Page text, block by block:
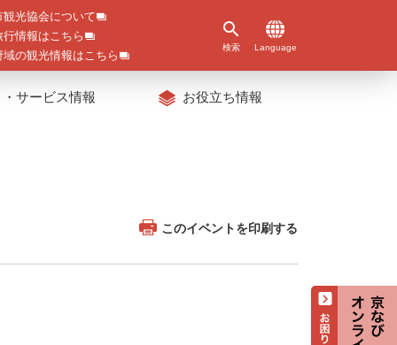
観光協会について
行情報はこちら
域の観光情報はこちら
検索 Language
サービス情報 お役立ち情報
このイベントを印刷する